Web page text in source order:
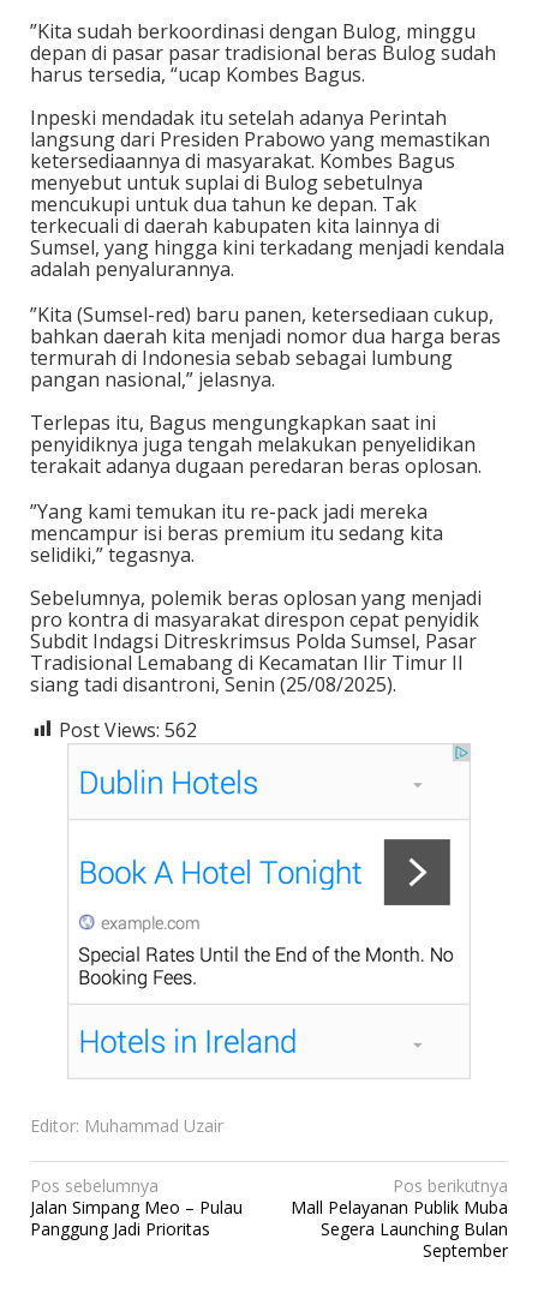
‎”Kita sudah berkoordinasi dengan Bulog, minggu
depan di pasar pasar tradisional beras Bulog sudah
harus tersedia, “ucap Kombes Bagus.
‎Inpeski mendadak itu setelah adanya Perintah
langsung dari Presiden Prabowo yang memastikan
ketersediaannya di masyarakat. ‎Kombes Bagus
menyebut untuk suplai di Bulog sebetulnya
mencukupi untuk dua tahun ke depan. ‎Tak
terkecuali di daerah kabupaten kita lainnya di
Sumsel, yang hingga kini terkadang menjadi kendala
adalah penyalurannya.
‎”Kita (Sumsel-red) baru panen, ketersediaan cukup,
bahkan daerah kita menjadi nomor dua harga beras
termurah di Indonesia sebab sebagai lumbung
pangan nasional,” jelasnya.
‎Terlepas itu, Bagus mengungkapkan saat ini
penyidiknya juga tengah melakukan penyelidikan
terakait adanya dugaan peredaran beras oplosan.
‎”Yang kami temukan itu re-pack jadi mereka
mencampur isi beras premium itu sedang kita
selidiki,” tegasnya.
‎Sebelumnya, polemik beras oplosan yang menjadi
pro kontra di masyarakat direspon cepat penyidik
Subdit Indagsi Ditreskrimsus Polda Sumsel, Pasar
Tradisional Lemabang di Kecamatan Ilir Timur II
siang tadi disantroni, Senin (25/08/2025).
Post Views: 562
Editor: Muhammad Uzair
N
a
Pos sebelumnya
Jalan Simpang Meo – Pulau
Panggung Jadi Prioritas
Pos berikutnya
Mall Pelayanan Publik Muba
Segera Launching Bulan
September